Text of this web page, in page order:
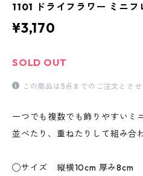
1101 ドライフラワー ミニ
¥3,170
SOLD OUT
この商品は5点までのご注文とさせ
一つでも複数でも飾りやすいミ
並べたり、重ねたりして組み合
◯サイズ 縦横10cm 厚み8cm